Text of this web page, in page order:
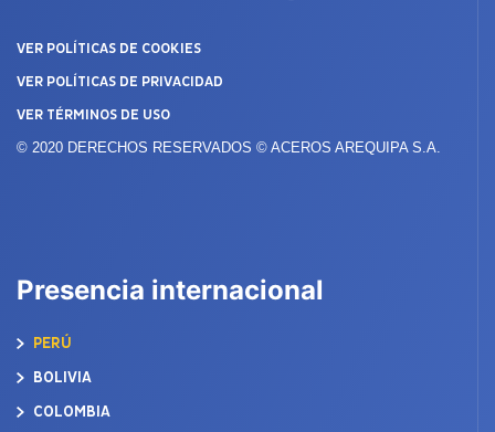
VER POLÍTICAS DE COOKIES
VER POLÍTICAS DE PRIVACIDAD
VER TÉRMINOS DE USO
© 2020 DERECHOS RESERVADOS © ACEROS AREQUIPA S.A.
Presencia internacional
PERÚ
BOLIVIA
COLOMBIA